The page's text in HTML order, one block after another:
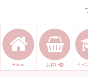
ママのかく
手づくり表
ンドメイド（
センスで表現
Home お買い物 イベ